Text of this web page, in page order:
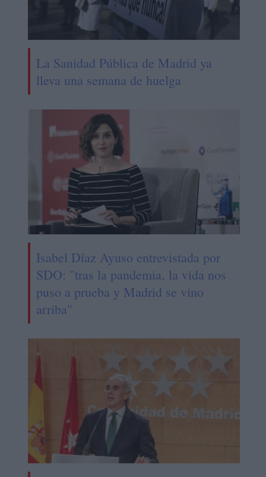
La Sanidad Pública de Madrid ya
lleva una semana de huelga
Isabel Díaz Ayuso entrevistada por
SDO: "tras la pandemia, la vida nos
puso a prueba y Madrid se vino
arriba"